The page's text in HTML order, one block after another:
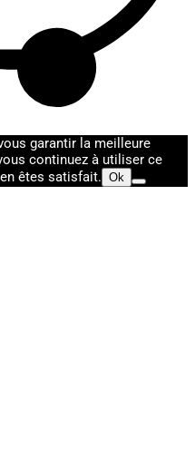
garantir la meilleure
continuez à utiliser ce
êtes satisfait. Ok